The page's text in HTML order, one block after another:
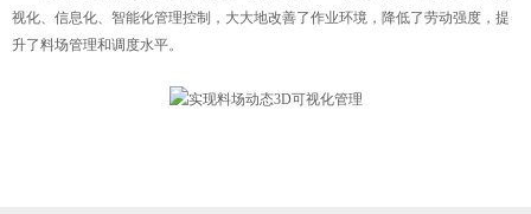
视化、信息化、智能化管理控制，大大地改善了作业环境，降低了劳动强度，提
升了料场管理和调度水平。